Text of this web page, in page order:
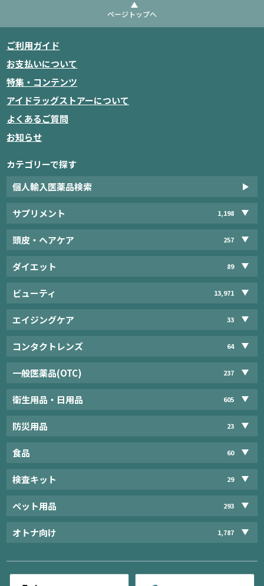
ページトップへ
ご利用ガイド
お支払いについて
特集・コンテンツ
アイドラッグストアーについて
よくあるご質問
お知らせ
カテゴリーで探す
個人輸入医薬品検索
サプリメント 1,198
頭皮・ヘアケア 257
ダイエット 89
ビューティ 13,971
エイジングケア 33
コンタクトレンズ 64
一般医薬品(OTC) 237
衛生用品・日用品 605
防災用品 23
食品 60
検査キット 29
ペット用品 293
オトナ向け 1,787